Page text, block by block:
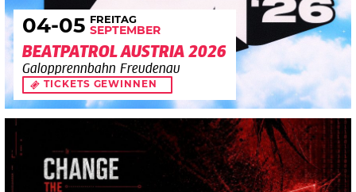
04-05 FREITAG
SEPTEMBER
BEATPATROL AUSTRIA 2026
Galopprennbahn Freudenau
TICKETS GEWINNEN